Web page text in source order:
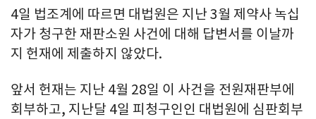
4일 법조계에 따르면 대법원은 지난 3월 제약사 녹십
자가 청구한 재판소원 사건에 대해 답변서를 이날까
지 헌재에 제출하지 않았다.
앞서 헌재는 지난 4월 28일 이 사건을 전원재판부에
회부하고, 지난달 4일 피청구인인 대법원에 심판회부